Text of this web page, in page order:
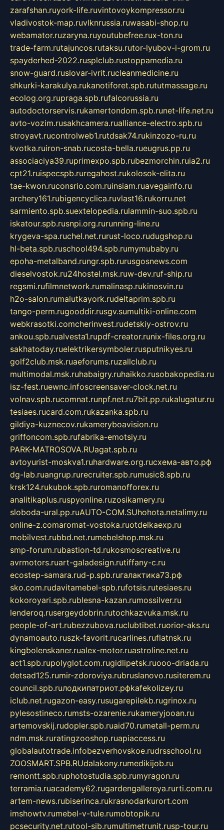
zarafshan.ruyork-life.ruvintovoykompressor.ru
vladivostok-map.ruvlknrussia.ruwasabi-shop.ru
webamator.ruzaryna.ruyoutubefree.rux-ton.ru
trade-farm.rutajuncos.rutaksu.rutor-lyubov-i-grom.ru
spayderhed-2022.rusplclub.rustoppamedia.ru
snow-guard.ruslovar-ivrit.rucleanmedicine.ru
shkurki-karakulya.rukanotiforet.spb.rututmassage.ru
ecolog.org.rupraga.spb.rufalcorussia.ru
autodoctorservis.rukamertondom.spb.runet-life.net.ru
avto-vozim.rusakhcamera.rualliance-electro.spb.ru
stroyavt.rucontrolweb1.rutdsak74.rukinzozo-ru.ru
kvotka.ruiron-snab.rucosta-bella.rueugrus.pp.ru
associaciya39.ruprimexpo.spb.rubezmorchin.ruia2.ru
cpt21.ruispecspb.ruregahost.rukolosok-elita.ru
tae-kwon.ruconsrio.com.ruinsiam.ruavegainfo.ru
archery161.rubigencyclica.ruvlast16.rukorru.net
sarmiento.spb.suextelopedia.rulammin-suo.spb.ru
iskatour.spb.rusnpi.org.rurunning-line.ru
krygeva-spa.ruchel.net.rurust-loco.rudugshop.ru
hl-beta.spb.ruschool494.spb.rumymubaby.ru
epoha-metalband.rungr.spb.rurusgosnews.com
dieselvostok.ru24hostel.msk.ruw-dev.ruf-ship.ru
regsmi.rufilmnetwork.rumalinasp.rukinosvin.ru
h2o-salon.rumalutkayork.rudeltaprim.spb.ru
tango-perm.rugooddir.rusgv.sumultiki-online.com
webkrasotki.comcherinvest.rudetskiy-ostrov.ru
ankou.spb.rualvesta1.rupdf-creator.runix-files.org.ru
sakhatoday.ruelektrikersymboler.rusputnikyes.ru
golf2club.msk.ruaeforums.ruzallclub.ru
multimodal.msk.ruhabaigry.ruhaikko.rusobakopedia.ru
isz-fest.ruewnc.infoscreensaver-clock.net.ru
volnav.spb.rucomnat.runpf.net.ru7bit.pp.rukalugatur.ru
tesiaes.rucard.com.rukazanka.spb.ru
gildiya-kuznecov.rukameryboavision.ru
griffoncom.spb.rufabrika-emotsiy.ru
PARK-MATROSOVA.RUagat.spb.ru
avtoyurist-moskva1.ruhardware.org.ruсхема-авто.рф
dg-lab.ruangrup.rurecruiter.spb.rumusic8.spb.ru
krsk124.rukubok.spb.ruromanofforex.ru
analitikaplus.ruspyonline.ruzosikamery.ru
sloboda-ural.pp.ruAUTO-COM.SUhohota.netalimy.ru
online-z.comaromat-vostoka.ruotdelkaexp.ru
mobilvest.rubbd.net.rumebelshop.msk.ru
smp-forum.rubastion-td.rukosmoscreative.ru
avrmotors.ruart-galadesign.rutiffany-c.ru
ecostep-samara.rud-p.spb.ruгалактика73.рф
sko.com.rudavitamebel-spb.rufotsis.rutesiaes.ru
kokoroyari.spb.rublesna-kazan.rumossilver.ru
lenderoq.rusergeydobrin.rutochkazvuka.msk.ru
people-of-art.rubezzubova.ruclubtibet.ruorior-aks.ru
dynamoauto.ruszk-favorit.rucarlines.ruflatnsk.ru
kingbolenskaner.rualex-motor.ruastroline.net.ru
act1.spb.rupolyglot.com.rugidlipetsk.ruooo-driada.ru
detsad125.rumir-zdoroviya.rubruslanovo.rusiterem.ru
council.spb.ruлодкипатриот.рфkafekolizey.ru
iclub.net.rugazon-easy.rusugarepilekb.rugrinox.ru
pylesostineco.rumsts-ozarenie.rukameryjooan.ru
artemovskij.rudopler.spb.ruaid70.rumetall-perm.ru
ndm.msk.ruratingzooshop.ruapiaccess.ru
globalautotrade.infobezverhovskoe.rudrsschool.ru
ZOOSMART.SPB.RUdalakony.rumedikijob.ru
remontt.spb.ruphotostudia.spb.rumyragon.ru
terramia.ruacademy62.rugardengallereya.rurti.com.ru
artem-news.rubiserinca.rukrasnodarkurort.com
imshowtv.rumebel-v-tule.rumobtopik.ru
pcsecurity.net.rutool-sib.rumultimetrunit.rusp-tour.ru